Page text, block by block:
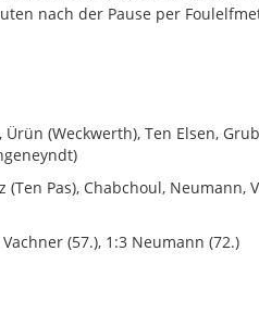
nach der Pause per
(Weckwerth), Ten Elsen,
(Ten Pas), Chabchoul, Neumann,
(57.), 1:3 Neumann (72.)